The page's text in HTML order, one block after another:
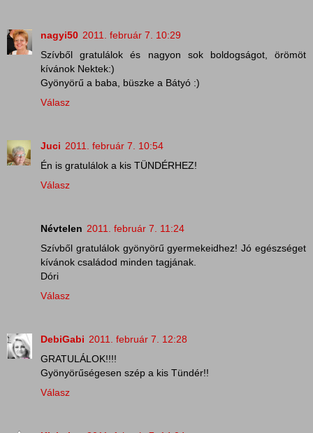
nagyi50 2011. február 7. 10:29
Szívből gratulálok és nagyon sok boldogságot, örömöt
kívánok Nektek:)
Gyönyörű a baba, büszke a Bátyó :)
Válasz
Juci 2011. február 7. 10:54
Én is gratulálok a kis TÜNDÉRHEZ!
Válasz
Névtelen 2011. február 7. 11:24
Szívből gratulálok gyönyörű gyermekeidhez! Jó egészséget
kívánok családod minden tagjának.
Dóri
Válasz
DebiGabi 2011. február 7. 12:28
GRATULÁLOK!!!!
Gyönyörűségesen szép a kis Tündér!!
Válasz